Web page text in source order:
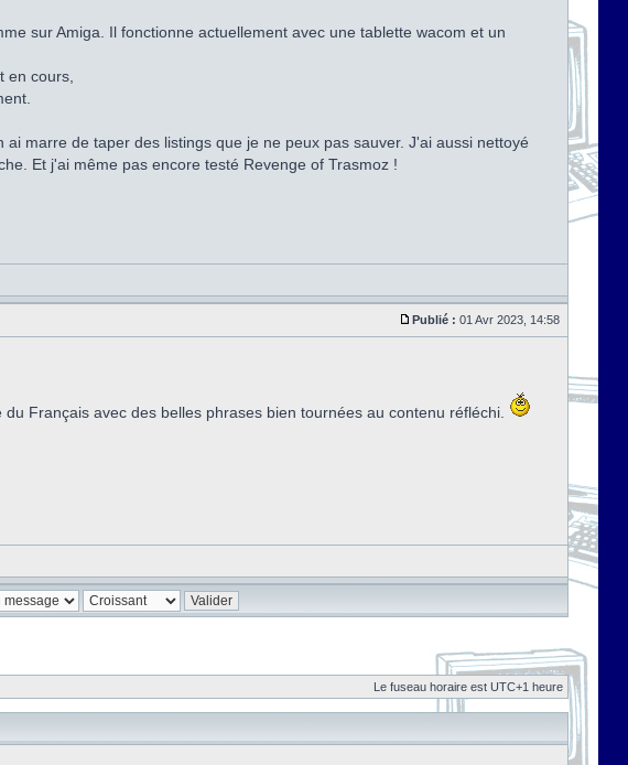
sur Amiga. Il fonctionne actuellement avec une tablette wacom et un
en cours,
marre de taper des listings que je ne peux pas sauver. J'ai aussi nettoyé
Et j'ai même pas encore testé Revenge of Trasmoz !
Publié : 01 Avr 2023, 14:58
Français avec des belles phrases bien tournées au contenu réfléchi.
Le fuseau horaire est UTC+1 heure